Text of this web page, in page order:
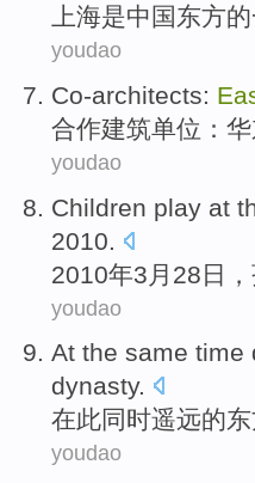
上海是中国东方
youdao
Co-architects:
合作建筑单位：
youdao
Children play at
2010.
2010年3月 28日，
youdao
At the same time
dynasty.
在此同时遥远的
youdao